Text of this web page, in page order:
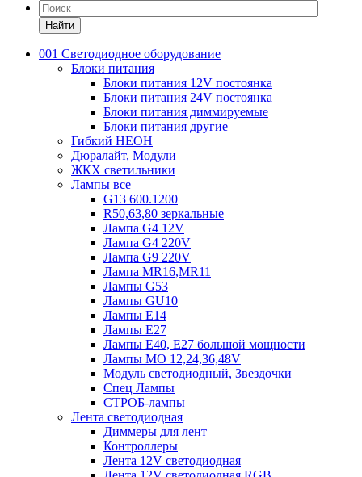
Найти
001 Светодиодное оборудование
Блоки питания
Блоки питания 12V постоянка
Блоки питания 24V постоянка
Блоки питания диммируемые
Блоки питания другие
Гибкий НЕОН
Дюралайт, Модули
ЖКХ светильники
Лампы все
G13 600.1200
R50,63,80 зеркальные
Лампа G4 12V
Лампа G4 220V
Лампа G9 220V
Лампа MR16,MR11
Лампы G53
Лампы GU10
Лампы Е14
Лампы Е27
Лампы Е40, Е27 большой мощности
Лампы МО 12,24,36,48V
Модуль светодиодный, Звездочки
Спец Лампы
СТРОБ-лампы
Лента светодиодная
Диммеры для лент
Контроллеры
Лента 12V светодиодная